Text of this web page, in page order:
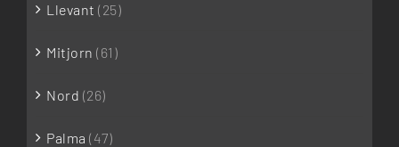
Llevant (25)
Mitjorn (61)
Nord (26)
Palma (47)